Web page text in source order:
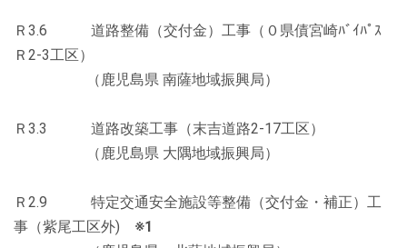
Ｒ3.6 道路整備（交付金）工事（０県債宮崎ﾊﾞｲﾊﾟｽ
Ｒ2-3工区）
（鹿児島県 南薩地域振興局）
Ｒ3.3 道路改築工事（末吉道路2-17工区）
（鹿児島県 大隅地域振興局）
Ｒ2.9 特定交通安全施設等整備（交付金・補正）工
事（紫尾工区外) ※1